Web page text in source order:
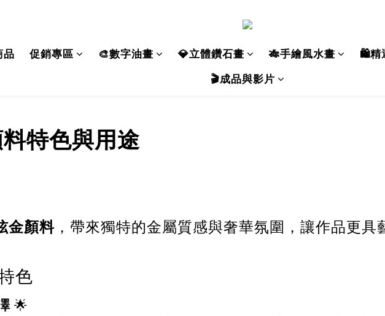
品 促銷專區 🎨數字油畫 💎立體鑽石畫 🎋手繪風水畫 🛍️精
🎬成品與影片
特色與用途
金顏料 ，帶來獨特的金屬質感與奢華氛圍，讓作品更具
色
🌟